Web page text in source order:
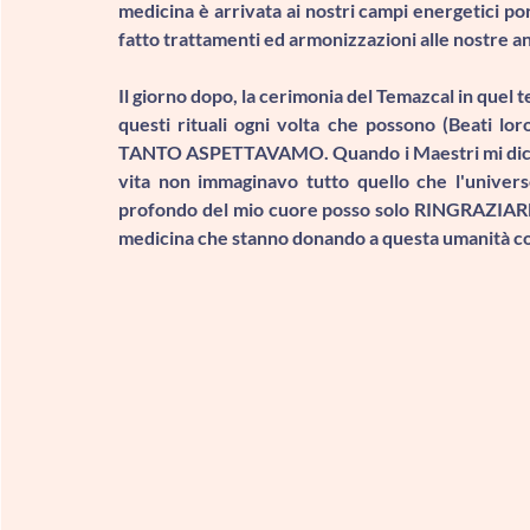
medicina è arrivata ai nostri campi energetici
fatto trattamenti ed armonizzazioni alle nostre
Il giorno dopo, la cerimonia del Temazcal in
questi rituali ogni volta che possono (Beati
TANTO ASPETTAVAMO. Quando i Maestri mi
vita non immaginavo tutto quello che
profondo del mio cuore posso solo
medicina che stanno donando a questa umanità